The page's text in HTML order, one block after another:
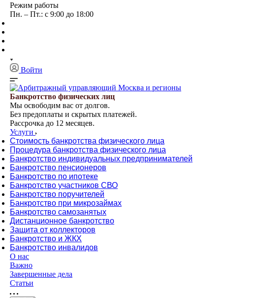
Режим работы
Пн. – Пт.: с 9:00 до 18:00
Войти
Банкротство физических лиц
Мы освободим вас от долгов.
Без предоплаты и скрытых платежей.
Рассрочка до 12 месяцев.
Услуги
Стоимость банкротства физического лица
Процедура банкротства физического лица
Банкротство индивидуальных предпринимателей
Банкротство пенсионеров
Банкротство по ипотеке
Банкротство участников СВО
Банкротство поручителей
Банкротство при микрозаймах
Банкротство самозанятых
Дистанционное банкротство
Защита от коллекторов
Банкротство и ЖКХ
Банкротство инвалидов
О нас
Важно
Завершенные дела
Статьи